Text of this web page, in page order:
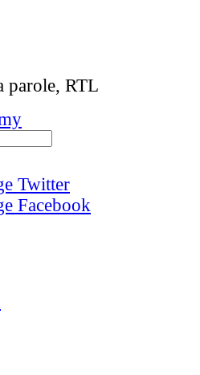
parole, RTL
Twitter
Facebook